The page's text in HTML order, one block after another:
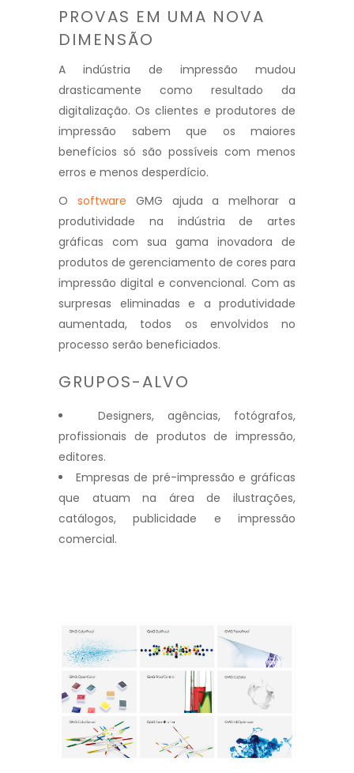
PROVAS EM UMA NOVA
DIMENSÃO
A indústria de impressão mudou
drasticamente como resultado da
digitalização. Os clientes e produtores de
impressão sabem que os maiores
benefícios só são possíveis com menos
erros e menos desperdício.
O software GMG ajuda a melhorar a
produtividade na indústria de artes
gráficas com sua gama inovadora de
produtos de gerenciamento de cores para
impressão digital e convencional. Com as
surpresas eliminadas e a produtividade
aumentada, todos os envolvidos no
processo serão beneficiados.
GRUPOS-ALVO
Designers, agências, fotógrafos,
profissionais de produtos de impressão,
editores.
Empresas de pré-impressão e gráficas
que atuam na área de ilustrações,
catálogos, publicidade e impressão
comercial.